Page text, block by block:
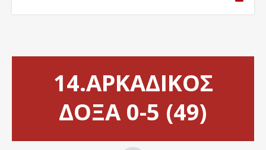
14.ΑΡΚΑΔΙΚΟΣ
ΔΟΞΑ 0-5 (49)